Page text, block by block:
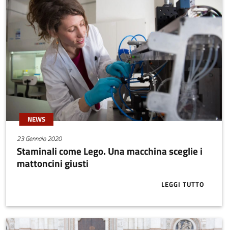
NEWS
23 Gennaio 2020
Staminali come Lego. Una macchina sceglie i
mattoncini giusti
LEGGI TUTTO
ABOUT